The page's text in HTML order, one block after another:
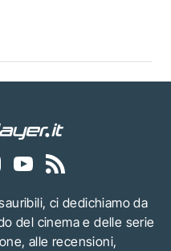
ci dedichiamo da
del cinema e delle serie
alle recensioni,